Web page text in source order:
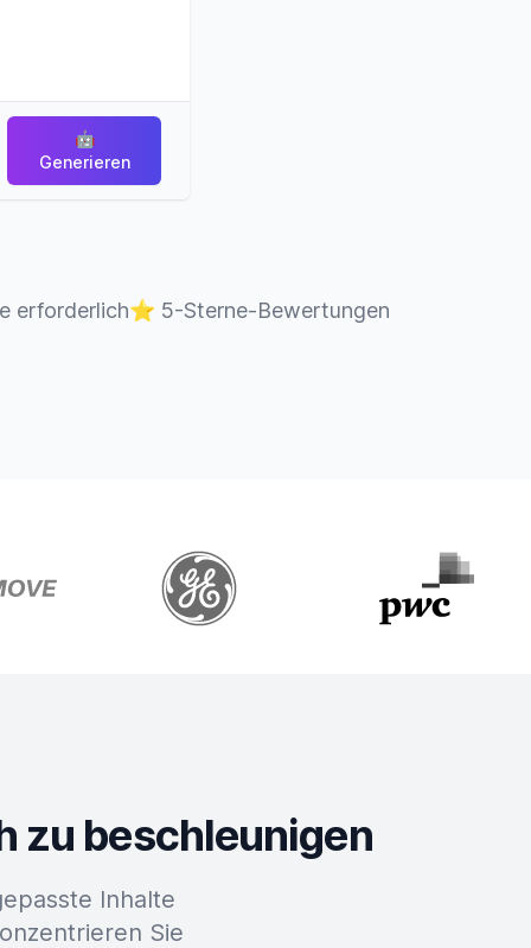
🤖
Generieren
erforderlich⭐ 5-Sterne-Bewertungen
zu beschleunigen
Inhalte
Sie